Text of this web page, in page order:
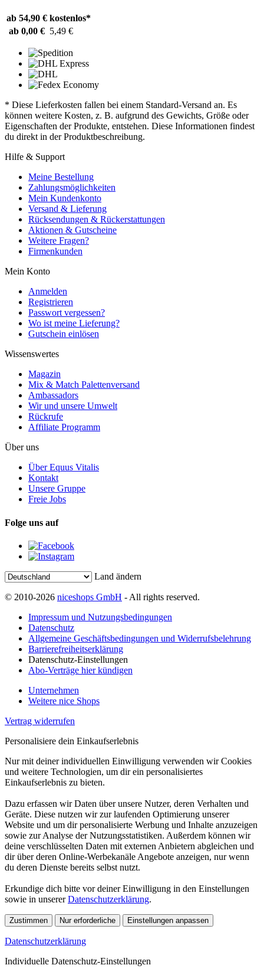
ab 54,90 € kostenlos*
ab 0,00 € 5,49 €
* Diese Lieferkosten fallen bei einem Standard-Versand an. Es
können weitere Kosten, z. B. aufgrund des Gewichts, Größe oder
Eigenschaften der Produkte, entstehen. Diese Informationen findest
du direkt in der Produktbeschreibung.
Hilfe & Support
Meine Bestellung
Zahlungsmöglichkeiten
Mein Kundenkonto
Versand & Lieferung
Rücksendungen & Rückerstattungen
Aktionen & Gutscheine
Weitere Fragen?
Firmenkunden
Mein Konto
Anmelden
Registrieren
Passwort vergessen?
Wo ist meine Lieferung?
Gutschein einlösen
Wissenswertes
Magazin
Mix & Match Palettenversand
Ambassadors
Wir und unsere Umwelt
Rückrufe
Affiliate Programm
Über uns
Über Equus Vitalis
Kontakt
Unsere Gruppe
Freie Jobs
Folge uns auf
Land ändern
© 2010-2026 niceshops GmbH - All rights reserved.
Impressum und Nutzungsbedingungen
Datenschutz
Allgemeine Geschäftsbedingungen und Widerrufsbelehrung
Barrierefreiheitserklärung
Datenschutz-Einstellungen
Abo-Verträge hier kündigen
Unternehmen
Weitere nice Shops
Vertrag widerrufen
Personalisiere dein Einkaufserlebnis
Nur mit deiner individuellen Einwilligung verwenden wir Cookies
und weitere Technologien, um dir ein personalisiertes
Einkaufserlebnis zu bieten.
Dazu erfassen wir Daten über unsere Nutzer, deren Verhalten und
Geräte. Diese nutzen wir zur laufenden Optimierung unserer
Website und um dir personalisierte Werbung und Inhalte anzuzeigen
sowie zur Analyse der Nutzungsstatistiken. Außerdem können wir
deine verschlüsselten Daten mit externen Anbietern abgleichen und
dir über deren Online-Werbekanäle Angebote anzeigen, nur wenn
du deren Dienste bereits selbst nutzt.
Erkundige dich bitte vor deiner Einwilligung in den Einstellungen
sowie in unsererDatenschutzerklärung.
Zustimmen Nur erforderliche Einstellungen anpassen
Datenschutzerklärung
Individuelle Datenschutz-Einstellungen